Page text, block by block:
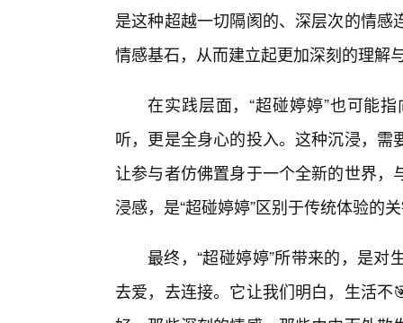
是这种超越一切隔阂的、深层次的情
情感基石，从而建立起更加深刻的理解
在实践层面，“超碰婷婷”也可能
听，更是全身心的投入。这种沉浸，
让参与者仿佛置身于一个全新的世界
浸感，是“超碰婷婷”区别于传统体验的
最终，“超碰婷婷”所带来的，是
去爱，去连接。它让我们明白，生活